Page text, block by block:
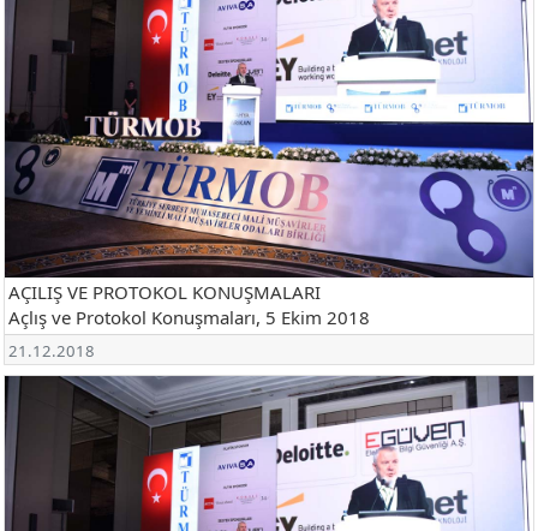
AÇILIŞ VE PROTOKOL KONUŞMALARI
Açlış ve Protokol Konuşmaları, 5 Ekim 2018
21.12.2018